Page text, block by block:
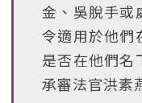
金、吳脫手或
令適用於他們
是否在他們名
承審法官洪素